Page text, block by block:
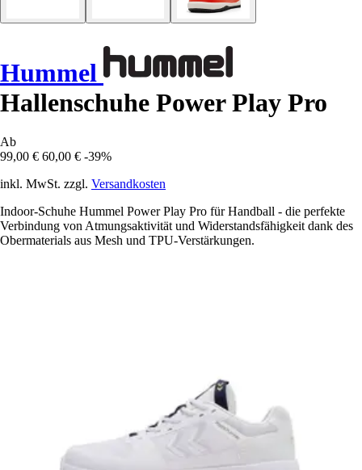
Hummel
Hallenschuhe Power Play Pro
Ab
99,00 € 60,00 € -39%
inkl. MwSt. zzgl. Versandkosten
Indoor-Schuhe Hummel Power Play Pro für Handball - die perfekte
Verbindung von Atmungsaktivität und Widerstandsfähigkeit dank des
Obermaterials aus Mesh und TPU-Verstärkungen.